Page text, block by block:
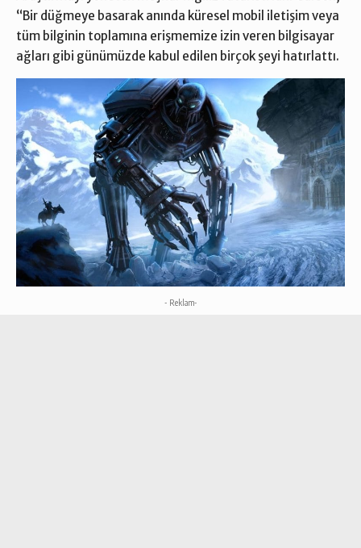
“Bir düğmeye basarak anında küresel mobil iletişim veya
tüm bilginin toplamına erişmemize izin veren bilgisayar
ağları gibi günümüzde kabul edilen birçok şeyi hatırlattı.
- Reklam-